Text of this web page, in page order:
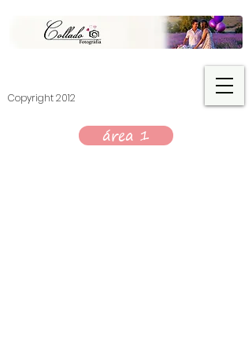
​Copyright 2012
área 1